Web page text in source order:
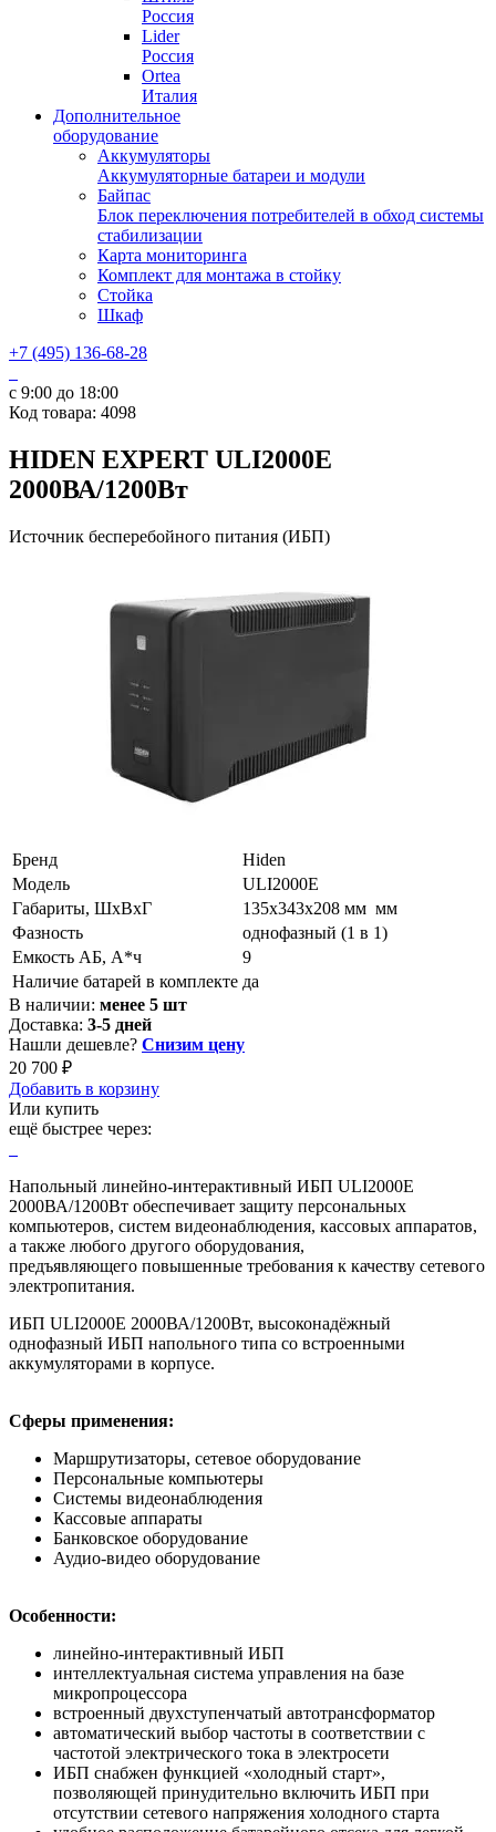
Россия
Lider
Россия
Ortea
Италия
Дополнительное
оборудование
Аккумуляторы
Аккумуляторные батареи и модули
Байпас
Блок переключения потребителей в обход системы
стабилизации
Карта мониторинга
Комплект для монтажа в стойку
Стойка
Шкаф
+7 (495) 136-68-28
с 9:00 до 18:00
Код товара: 4098
HIDEN EXPERT ULI2000E
2000ВА/1200Вт
Источник бесперебойного питания (ИБП)
Бренд
Hiden
Модель
ULI2000E
Габариты, ШхВхГ
135x343x208 мм мм
Фазность
однофазный (1 в 1)
Емкость АБ, А*ч
9
Наличие батарей в комплекте да
В наличии: менее 5 шт
Доставка: 3-5 дней
Нашли дешевле? Снизим цену
20 700 ₽
Добавить в корзину
Или купить
ещё быстрее через:
Напольный линейно-интерактивный ИБП ULI2000E
2000ВА/1200Вт обеспечивает защиту персональных
компьютеров, систем видеонаблюдения, кассовых аппаратов,
а также любого другого оборудования,
предъявляющего повышенные требования к качеству сетевого
электропитания.
ИБП ULI2000E 2000ВА/1200Вт, высоконадёжный
однофазный ИБП напольного типа со встроенными
аккумуляторами в корпусе.
Сферы применения:
Маршрутизаторы, сетевое оборудование
Персональные компьютеры
Системы видеонаблюдения
Кассовые аппараты
Банковское оборудование
Аудио-видео оборудование
Особенности:
линейно-интерактивный ИБП
интеллектуальная система управления на базе
микропроцессора
встроенный двухступенчатый автотрансформатор
автоматический выбор частоты в соответствии с
частотой электрического тока в электросети
ИБП снабжен функцией «холодный старт»,
позволяющей принудительно включить ИБП при
отсутствии сетевого напряжения холодного старта